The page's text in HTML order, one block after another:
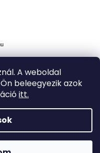
A weboldal
beleegyezik azok
itt.
Szállítás
INGYENES